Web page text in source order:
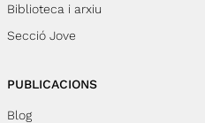
Biblioteca i arxiu
Secció Jove
PUBLICACIONS
Blog